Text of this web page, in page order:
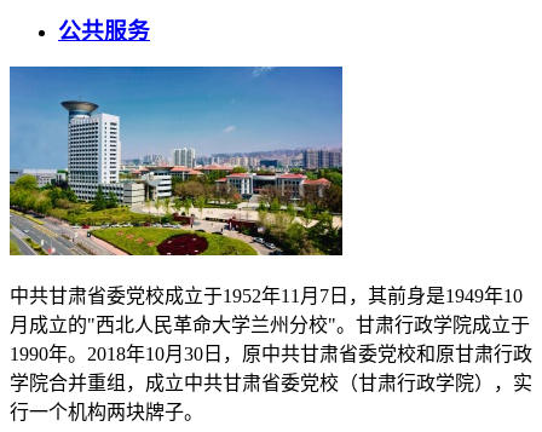
公共服务
中共甘肃省委党校成立于1952年11月 7 日，其前身是1949年10
月成立的"西北人民革命大学兰州分校"。甘肃行政学院成立于
1990年。 2018年10月 30 日，原中共甘肃省委党校和原甘肃行政
学院合并重组，成立中共甘肃省委党校（甘肃行政学院），实
行一个机构两块牌子。